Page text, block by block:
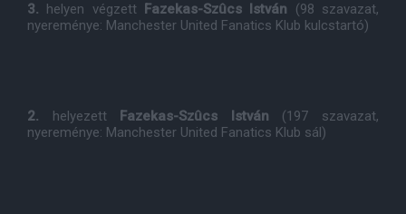
3. helyen végzett Fazekas-Szûcs István (98 szavazat,
nyereménye: Manchester United Fanatics Klub kulcstartó)
2. helyezett Fazekas-Szûcs István (197 szavazat,
nyereménye: Manchester United Fanatics Klub sál)